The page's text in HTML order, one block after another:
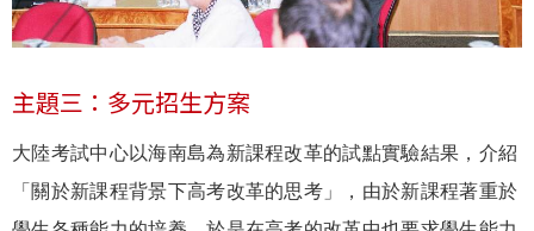
主題三：多元招生方案
大陸考試中心以海南島為新課程改革的試點實驗結果，介紹
「關於新課程背景下高考改革的思考」，由於新課程著重於